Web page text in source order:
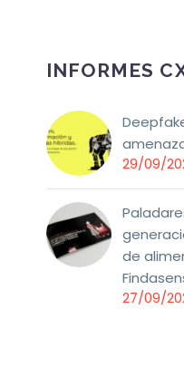
INFORMES
29/09/
de
27/09/